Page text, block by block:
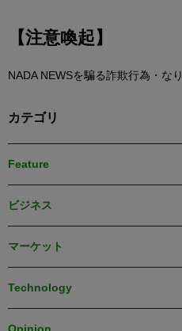
【注意喚起】
NADA NEWSを騙る詐欺行為・な
カテゴリ
Feature
ビジネス
マーケット
Technology